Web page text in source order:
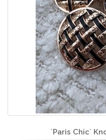
`Paris Chic`